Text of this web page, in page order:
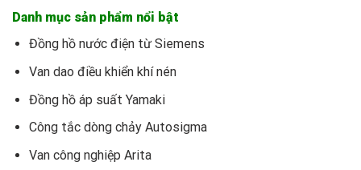
Danh mục sản phẩm nổi bật
Đồng hồ nước điện từ Siemens
Van dao điều khiển khí nén
Đồng hồ áp suất Yamaki
Công tắc dòng chảy Autosigma
Van công nghiệp Arita